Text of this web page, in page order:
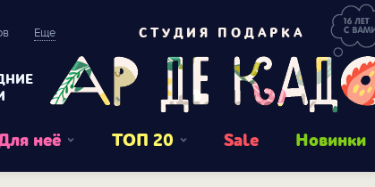
Еще СТУДИЯ ПОДАРКА
неё ТОП 20 Sale Новинки